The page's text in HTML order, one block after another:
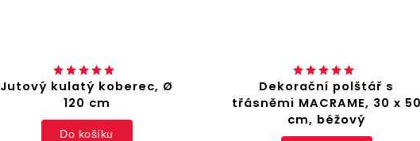
Jutový kulatý koberec, Ø
120 cm
Do košíku
Dekorační polštář s
třásněmi MACRAME, 30 x 50
cm, béžový